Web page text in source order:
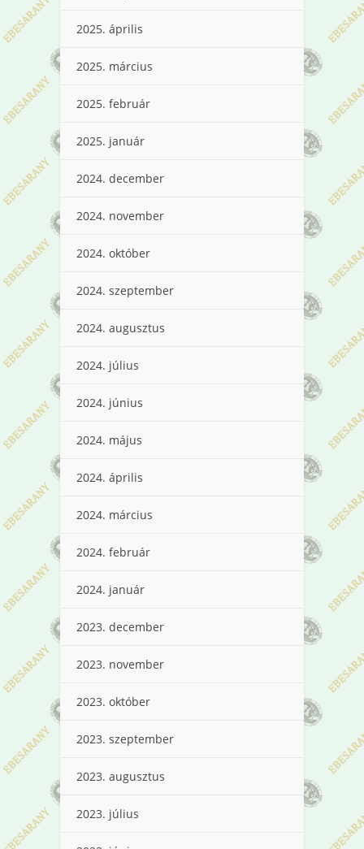
2025. április
2025. március
2025. február
2025. január
2024. december
2024. november
2024. október
2024. szeptember
2024. augusztus
2024. július
2024. június
2024. május
2024. április
2024. március
2024. február
2024. január
2023. december
2023. november
2023. október
2023. szeptember
2023. augusztus
2023. július